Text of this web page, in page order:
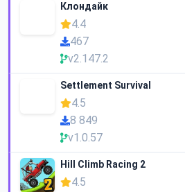
Клондайк
4.4
467
v2.147.2
Settlement Survival
4.5
8 849
v1.0.57
Hill Climb Racing 2
4.5